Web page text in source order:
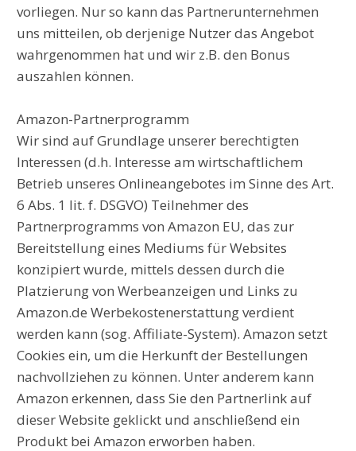
vorliegen. Nur so kann das Partnerunternehmen
uns mitteilen, ob derjenige Nutzer das Angebot
wahrgenommen hat und wir z.B. den Bonus
auszahlen können.
Amazon-Partnerprogramm
Wir sind auf Grundlage unserer berechtigten
Interessen (d.h. Interesse am wirtschaftlichem
Betrieb unseres Onlineangebotes im Sinne des Art.
6 Abs. 1 lit. f. DSGVO) Teilnehmer des
Partnerprogramms von Amazon EU, das zur
Bereitstellung eines Mediums für Websites
konzipiert wurde, mittels dessen durch die
Platzierung von Werbeanzeigen und Links zu
Amazon.de Werbekostenerstattung verdient
werden kann (sog. Affiliate-System). Amazon setzt
Cookies ein, um die Herkunft der Bestellungen
nachvollziehen zu können. Unter anderem kann
Amazon erkennen, dass Sie den Partnerlink auf
dieser Website geklickt und anschließend ein
Produkt bei Amazon erworben haben.